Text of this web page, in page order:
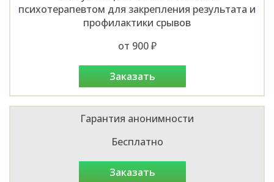
психотерапевтом для закрепления результата и
профилактики срывов
от 900 ₽
заказать
Гарантия анонимности
Бесплатно
заказать